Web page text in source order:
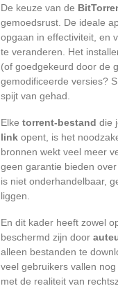
De keuze van de
gemoedsrust. De ideale
opgaan in effectiviteit, en
te veranderen. Het
(of goedgekeurd door de
gemodificeerde versies?
spijt van gehad.
Elke torrent-bestand die
link opent, is het
bronnen wekt veel meer
geen garantie bieden
is niet onderhandelbaar,
liggen.
En dit kader heeft zowel
beschermd zijn door
alleen bestanden te
veel gebruikers vallen
met de realiteit van